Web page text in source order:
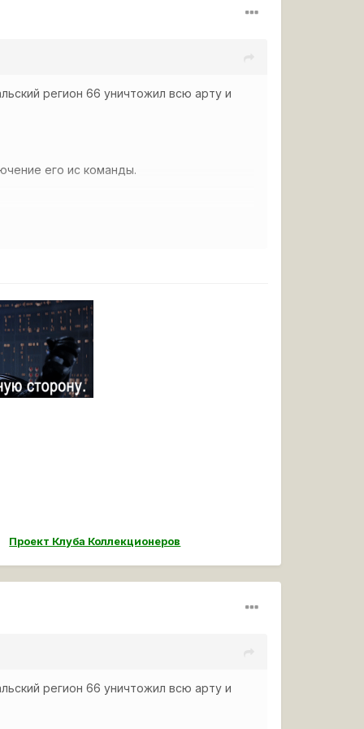
регион 66 уничтожил всю арту и
его ис команды.
Проект Клуба Коллекционеров
регион 66 уничтожил всю арту и